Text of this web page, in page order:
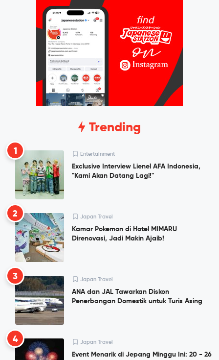
Trending
1 Entertainment
Exclusive Interview Lienel AFA Indonesia,
"Kami Akan Datang Lagi!"
2 Japan Travel
Kamar Pokemon di Hotel MIMARU
Direnovasi, Jadi Makin Ajaib!
3 Japan Travel
ANA dan JAL Tawarkan Diskon
Penerbangan Domestik untuk Turis Asing
4 Japan Travel
Event Menarik di Jepang Minggu Ini: 20 - 26